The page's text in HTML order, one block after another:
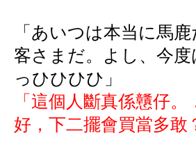
「あいつは本当に馬
客さまだ。よし、今
っひひひひ」
「這個人斷真係戇仔。
好，下二擺會買當多敢